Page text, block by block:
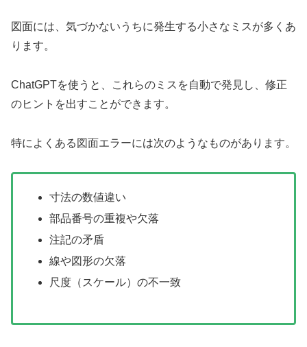
図面には、気づかないうちに発生する小さなミスが多くあ
ります。
ChatGPTを使うと、これらのミスを自動で発見し、修正
のヒントを出すことができます。
特によくある図面エラーには次のようなものがあります。
寸法の数値違い
部品番号の重複や欠落
注記の矛盾
線や図形の欠落
尺度（スケール）の不一致